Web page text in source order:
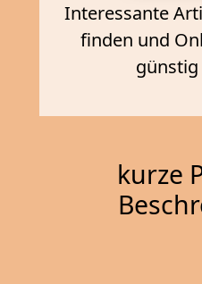
Interessante
finden und
kurze